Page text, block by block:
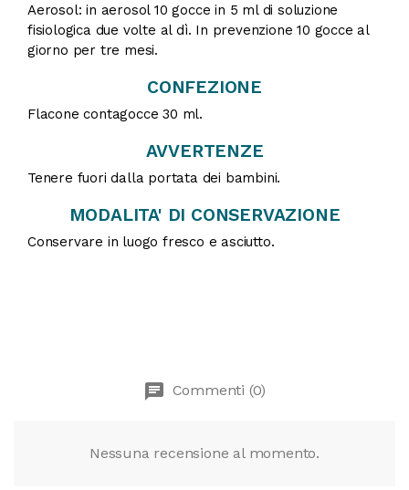
Aerosol: in aerosol 10 gocce in 5 ml di soluzione
fisiologica due volte al dì. In prevenzione 10 gocce al
giorno per tre mesi.
CONFEZIONE
Flacone contagocce 30 ml.
AVVERTENZE
Tenere fuori dalla portata dei bambini.
MODALITA' DI CONSERVAZIONE
Conservare in luogo fresco e asciutto.
chat Commenti (0)
Nessuna recensione al momento.